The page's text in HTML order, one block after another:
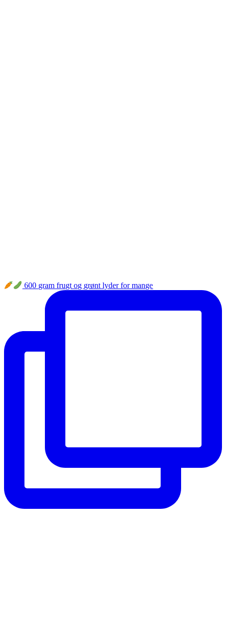
600 gram frugt og grønt lyder for mange